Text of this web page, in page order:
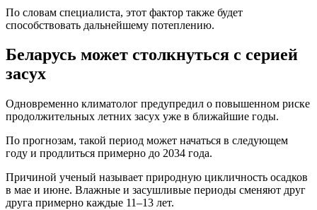
По словам специалиста, этот фактор также будет
способствовать дальнейшему потеплению.
Беларусь может столкнуться с серией
засух
Одновременно климатолог предупредил о повышенном риске
продолжительных летних засух уже в ближайшие годы.
По прогнозам, такой период может начаться в следующем
году и продлиться примерно до 2034 года.
Причиной ученый называет природную цикличность осадков
в мае и июне. Влажные и засушливые периоды сменяют друг
друга примерно каждые 11–13 лет.